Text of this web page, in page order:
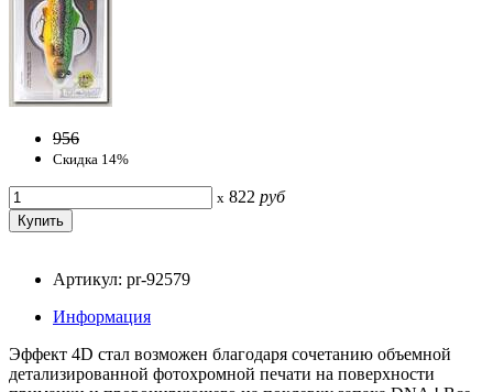
956
Скидка 14%
x 822 руб
Артикул: pr-92579
Информация
Эффект 4D стал возможен благодаря сочетанию объемной
детализированной фотохромной печати на поверхности